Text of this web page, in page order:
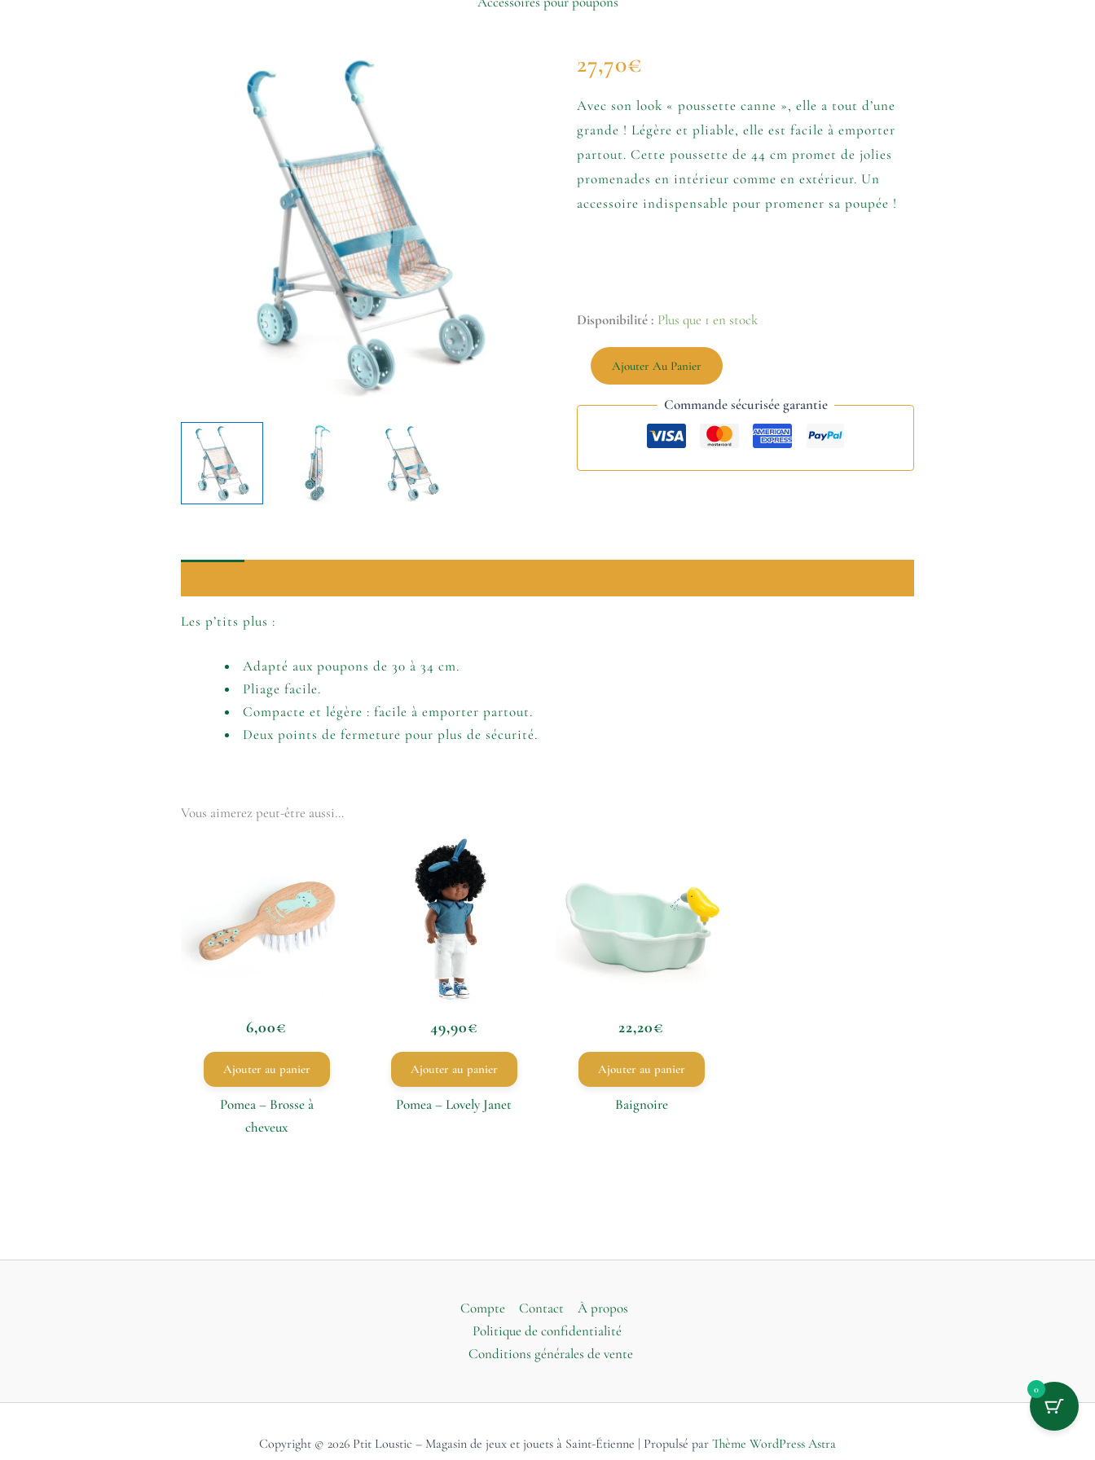
27,70€
Avec son look « poussette canne », elle a tout d’une
grande ! Légère et pliable, elle est facile à emporter
partout. Cette poussette de 44 cm promet de jolies
promenades en intérieur comme en extérieur. Un
accessoire indispensable pour promener sa poupée !
Disponibilité : Plus que 1 en stock
de
Pomea
Poussette
métal
44
cm
Ajouter Au Panier
Commande sécurisée garantie
Les p’tits plus :
Adapté aux poupons de 30 à 34 cm.
Pliage facile.
Compacte et légère : facile à emporter partout.
Deux points de fermeture pour plus de sécurité.
Vous aimerez peut-être aussi…
6,00€
Ajouter au panier
Pomea – Brosse à
cheveux
49,90€
Ajouter au panier
Pomea – Lovely Janet
22,20€
Ajouter au panier
Baignoire
Compte Contact
À propos
Politique de confidentialité
Conditions générales de vente
Copyright © 2026 Ptit Loustic – Magasin de jeux et jouets à Saint-Étienne | Propulsé par Thème WordPress Astra
0